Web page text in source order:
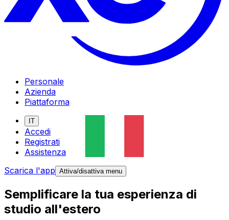
Personale
Azienda
Piattaforma
IT
Accedi
Registrati
Assistenza
Scarica l'app Attiva/disattiva menu
Semplificare la tua esperienza di
studio all'estero